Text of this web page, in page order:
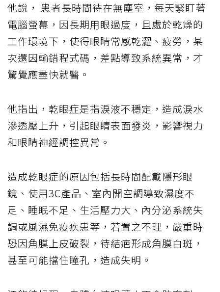
他說， 患者長時間待在無塵室，每天緊盯著
電腦螢幕，因長期用眼過度，且處於乾燥的
工作環境下，使得眼睛常感乾澀、疲勞，某
次還因輸錯程式碼，差點導致系統異常，才
驚覺應盡快就醫。
他指出，乾眼症是指淚液不穩定，造成淚水
滲透壓上升，引起眼睛表面發炎，影響視力
和眼睛神經調控異常。
造成乾眼症的原因包括長時間配戴隱形眼
鏡、使用3C產品、室內開空調導致濕度不
足、睡眠不足、生活壓力大、內分泌系統失
調或風濕免疫疾患等，若置之不理，嚴重時
恐因角膜上皮破裂，待結疤形成角膜白斑，
甚至可能擋住瞳孔，造成失明。